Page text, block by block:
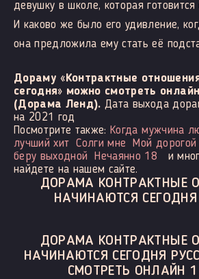
девушку в школе, которая
И каково же было его удивление,
она предложила ему стать её
Дораму «Контрактные
сегодня» можно смотреть
(Дорама Ленд). Дата выхода
на 2021 год
Посмотрите также: Когда мужчина
лучший хит
Солги мне Мой дорогой
беру выходной
Нечаянно 18
и
найдете на нашем сайте.
ДОРАМА КОНТРАКТНЫЕ
НАЧИНАЮТСЯ
ДОРАМА КОНТРАКТНЫЕ
НАЧИНАЮТСЯ СЕГОДНЯ
СМОТРЕТЬ ОНЛАЙН 1